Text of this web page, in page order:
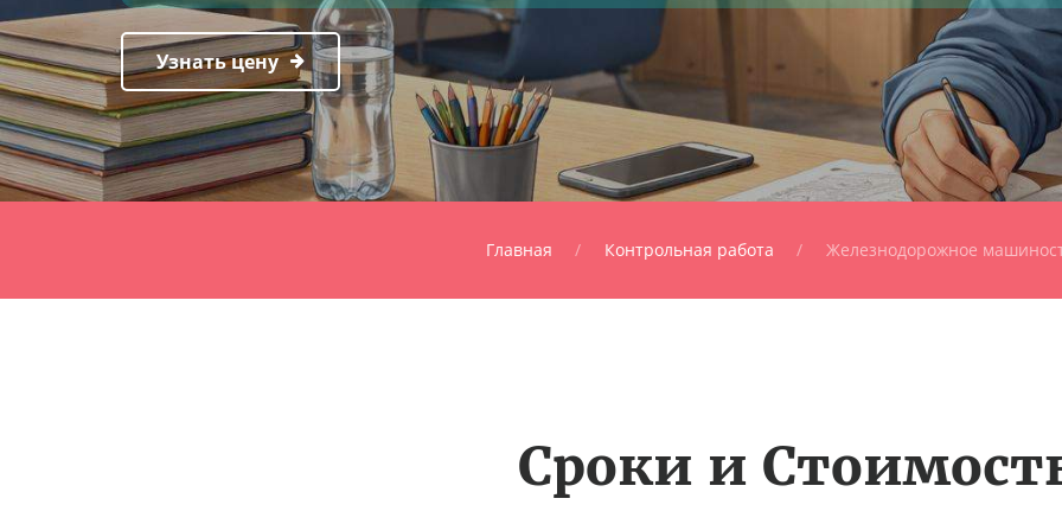
Узнать цену
Главная Контрольная работа Железнодорожное
Сроки и